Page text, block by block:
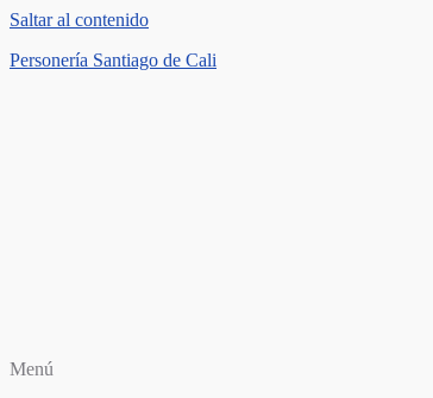
Saltar al contenido
Personería Santiago de Cali
Menú